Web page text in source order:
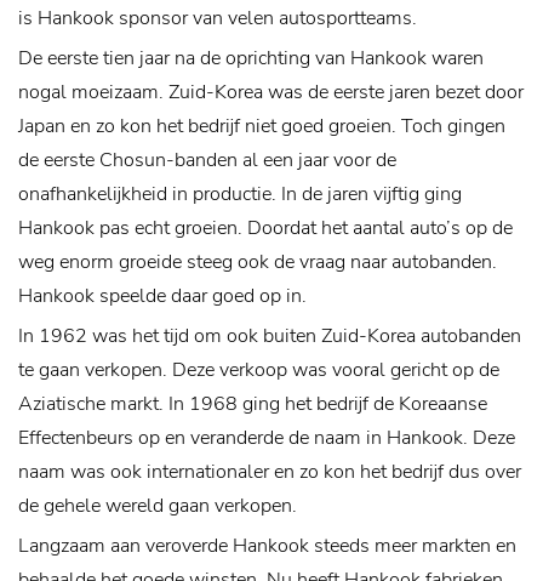
is Hankook sponsor van velen autosportteams.
De eerste tien jaar na de oprichting van Hankook waren
nogal moeizaam. Zuid-Korea was de eerste jaren bezet door
Japan en zo kon het bedrijf niet goed groeien. Toch gingen
de eerste Chosun-banden al een jaar voor de
onafhankelijkheid in productie. In de jaren vijftig ging
Hankook pas echt groeien. Doordat het aantal auto’s op de
weg enorm groeide steeg ook de vraag naar autobanden.
Hankook speelde daar goed op in.
In 1962 was het tijd om ook buiten Zuid-Korea autobanden
te gaan verkopen. Deze verkoop was vooral gericht op de
Aziatische markt. In 1968 ging het bedrijf de Koreaanse
Effectenbeurs op en veranderde de naam in Hankook. Deze
naam was ook internationaler en zo kon het bedrijf dus over
de gehele wereld gaan verkopen.
Langzaam aan veroverde Hankook steeds meer markten en